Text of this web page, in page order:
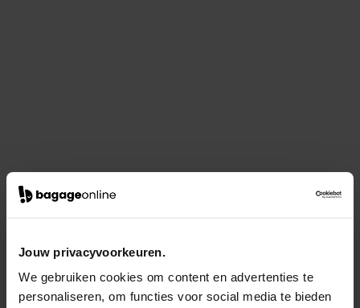
Jouw privacyvoorkeuren.
We gebruiken cookies om content en advertenties te
personaliseren, om functies voor social media te bieden